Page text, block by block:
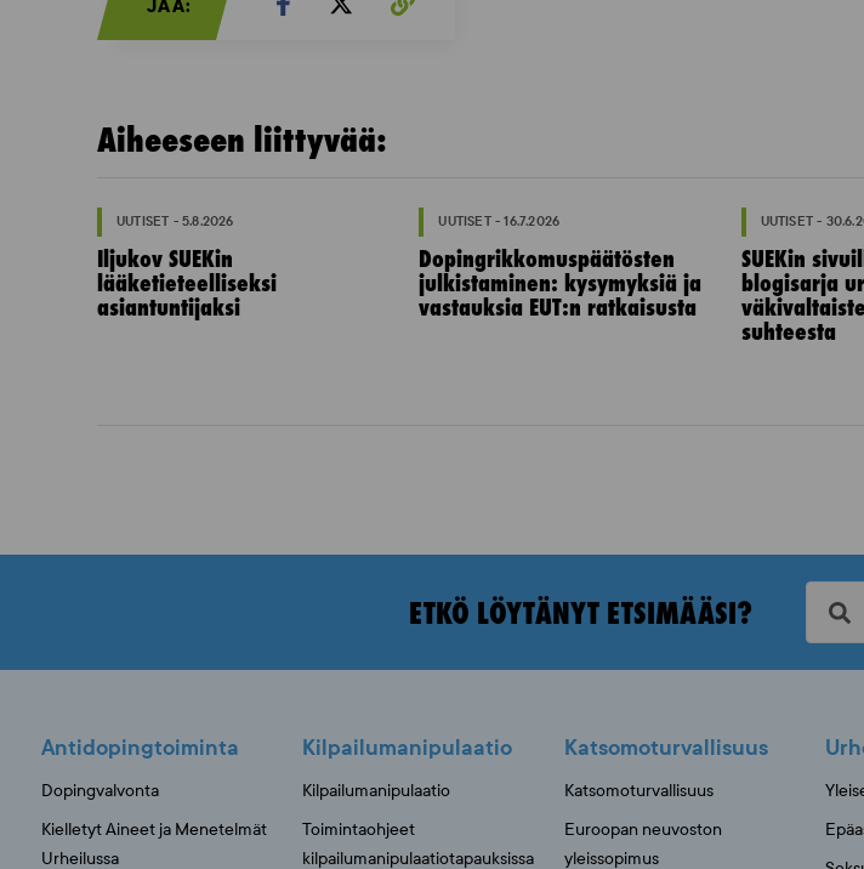
JAA:
Aiheeseen liittyvää:
UUTISET - 5.8.2026
Iljukov SUEKin
lääketieteelliseksi
asiantuntijaksi
UUTISET - 16.7.2026
Dopingrikkomuspäätösten
julkistaminen: kysymyksiä ja
vastauksia EUT:n ratkaisusta
UUTISET -
SUEKin
blogisarja
suhteesta
ETKÖ LÖYTÄNYT ETSIMÄÄSI?
Antidopingtoiminta
Dopingvalvonta
Kielletyt Aineet ja Menetelmät
Urheilussa
Kilpailumanipulaatio
Kilpailumanipulaatio
Toimintaohjeet
kilpailumanipulaatiotapauksissa
Katsomoturvallisuus
Katsomoturvallisuus
Euroopan neuvoston
yleissopimus